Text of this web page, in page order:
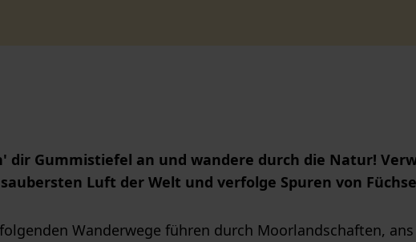
dir Gummistiefel an und wandere durch die Natur!
Luft der Welt und verfolge Spuren von
Wanderwege führen durch Moorlandschaften,